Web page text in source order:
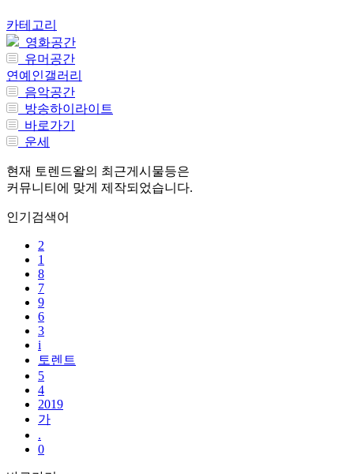
카테고리
영화공간
유머공간
연예인갤러리
음악공간
방송하이라이트
바로가기
운세
현재 토렌드왈의 최근게시물등은
커뮤니티에 맞게 제작되었습니다.
인기검색어
2
1
8
7
9
6
3
i
토렌트
5
4
2019
가
.
0